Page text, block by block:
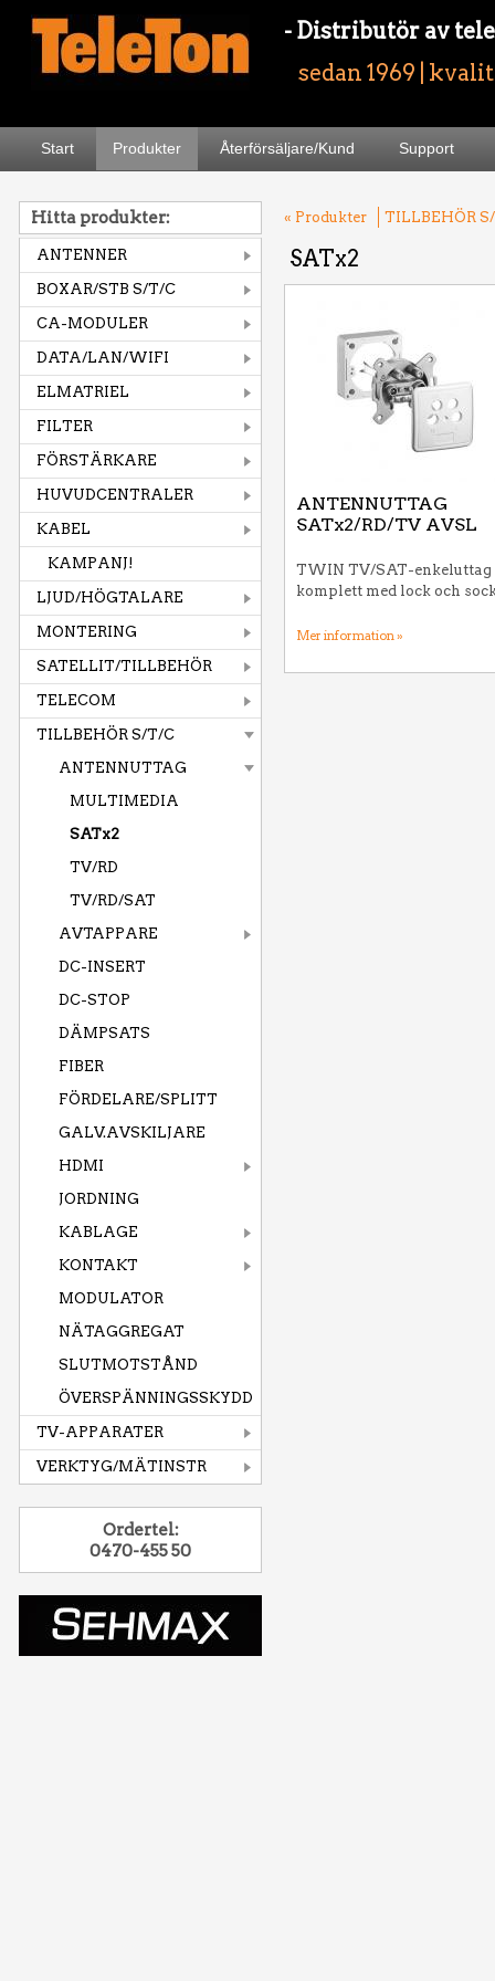
- Distributör av
sedan 1969 |
Start Produkter Återförsäljare/Kund Support
Hitta produkter:
ANTENNER
BOXAR/STB S/T/C
CA-MODULER
DATA/LAN/WIFI
ELMATRIEL
FILTER
FÖRSTÄRKARE
HUVUDCENTRALER
KABEL
KAMPANJ!
LJUD/HÖGTALARE
MONTERING
SATELLIT/TILLBEHÖR
TELECOM
TILLBEHÖR S/T/C
ANTENNUTTAG
MULTIMEDIA
SATx2
TV/RD
TV/RD/SAT
AVTAPPARE
DC-INSERT
DC-STOP
DÄMPSATS
FIBER
FÖRDELARE/SPLITT
GALV.AVSKILJARE
HDMI
JORDNING
KABLAGE
KONTAKT
MODULATOR
NÄTAGGREGAT
SLUTMOTSTÅND
ÖVERSPÄNNINGSSKYDD
TV-APPARATER
VERKTYG/MÄTINSTR
Ordertel:
0470-455 50
« Produkter TILLBEHÖR
SATx2
ANTENNUTTAG
SATx2/RD/TV AVSL
TWIN TV/SAT-enkeluttag
komplett med lock och
Mer information »